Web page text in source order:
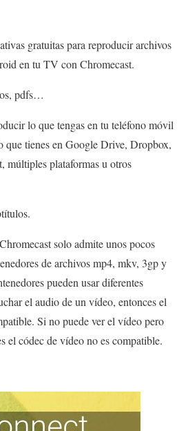
gratuitas para reproducir archivos
en tu TV con Chromecast.
pdfs…
lo que tengas en tu teléfono móvil
tienes en Google Drive, Dropbox,
plataformas u otros
solo admite unos pocos
de archivos mp4, mkv, 3gp y
pueden usar diferentes
el audio de un vídeo, entonces el
Si no puede ver el vídeo pero
el códec de vídeo no es compatible.